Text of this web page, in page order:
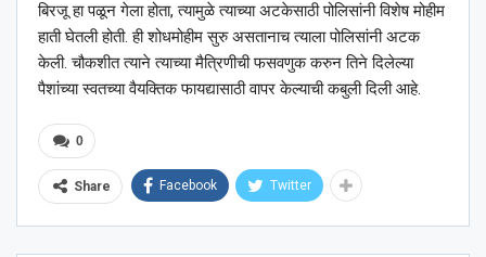
बिरजू हा पळून गेला होता, त्यामुळे त्याच्या अटकेसाठी पोलिसांनी विशेष मोहीम
हाती घेतली होती. ही शोधमोहीम सुरु असतानाच त्याला पोलिसांनी अटक
केली. चौकशीत त्याने त्याच्या मैत्रिणीची फसवणुक करुन तिने दिलेल्या
पैशांच्या स्वतच्या वैयक्तिक फायद्यासाठी वापर केल्याची कबुली दिली आहे.
0
Share Facebook Twitter